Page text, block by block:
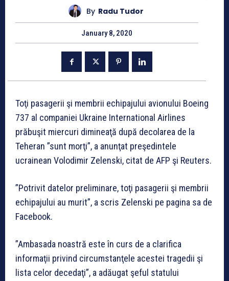
By Radu Tudor
January 8, 2020
Toţi pasagerii şi membrii echipajului avionului Boeing
737 al companiei Ukraine International Airlines
prăbuşit miercuri dimineaţă după decolarea de la
Teheran ”sunt morţi”, a anunţat preşedintele
ucrainean Volodimir Zelenski, citat de AFP şi Reuters.
”Potrivit datelor preliminare, toţi pasagerii şi membrii
echipajului au murit”, a scris Zelenski pe pagina sa de
Facebook.
”Ambasada noastră este în curs de a clarifica
informaţii privind circumstanţele acestei tragedii şi
lista celor decedaţi”, a adăugat şeful statului